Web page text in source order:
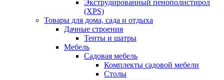
Экструдированный пенополистирол
(XPS)
Товары для дома, сада и отдыха
Дачные строения
Тенты и шатры
Мебель
Садовая мебель
Комплекты садовой мебели
Столы